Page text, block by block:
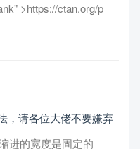
>https://ctan.org/p
，请各位大佬不要嫌弃
进的宽度是固定的